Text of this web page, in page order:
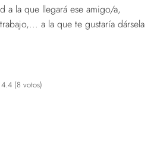
a la que llegará ese amigo/a,
a la que te gustaría dársela
(8 votos)